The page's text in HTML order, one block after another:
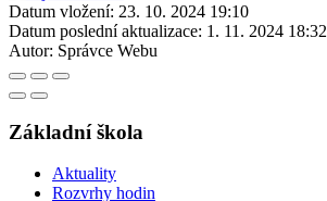
Datum vložení: 23. 10. 2024 19:10
Datum poslední aktualizace: 1. 11. 2024 18:32
Autor: Správce Webu
Základní škola
Aktuality
Rozvrhy hodin